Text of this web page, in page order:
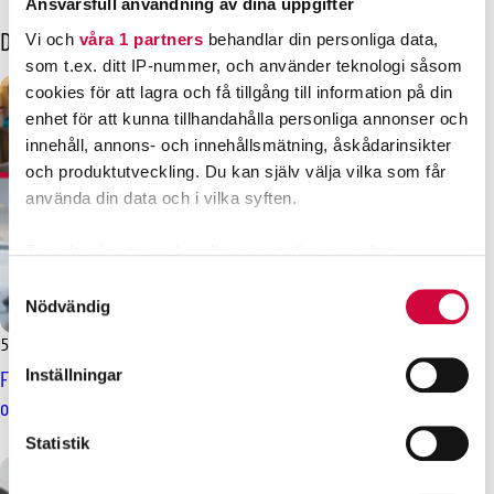
Ansvarsfull användning av dina uppgifter
Vi och våra 1 partners behandlar din personliga data,
som t.ex. ditt IP-nummer, och använder teknologi såsom
cookies för att lagra och få tillgång till information på din
enhet för att kunna tillhandahålla personliga annonser och
innehåll, annons- och innehållsmätning, åskådarinsikter
och produktutveckling. Du kan själv välja vilka som får
använda din data och i vilka syften.
Ta reda på mer om hur dina personliga uppgifter
Du kan ändra eller dra tillbaka ditt samtycke när som
Vi använder enhetsidentifierare för att anpassa innehållet
för sociala medier och analysera vår trafik. Vi
vidarebefordrar även sådana identifierare och annan
Nödvändig
Inställningar
Statistik
Dessa kanske också intresserar dig
5.5.2025
Fackförbundet JHL:s representantskap godkände kommun-
och välfärdssektorns förhandlingsresultat